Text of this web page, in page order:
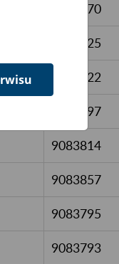
9083870
9083825
9083822
9083797
9083814
9083857
9083795
9083793